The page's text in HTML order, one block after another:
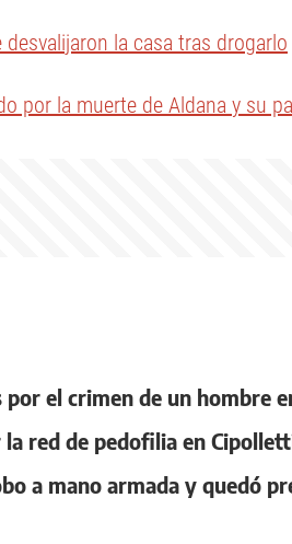
desvalijaron la casa tras drogarlo
por la muerte de Aldana y su
por el crimen de un hombre
la red de pedofilia en
a mano armada y quedó